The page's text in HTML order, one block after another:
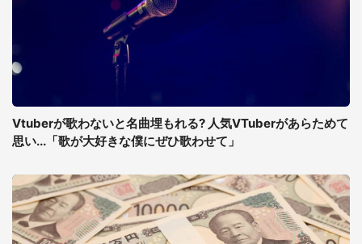
Vtuberが歌わないと名曲埋もれる? 人気VTuberがあらためて
思い...「歌が大好きな僕にぜひ歌わせて」